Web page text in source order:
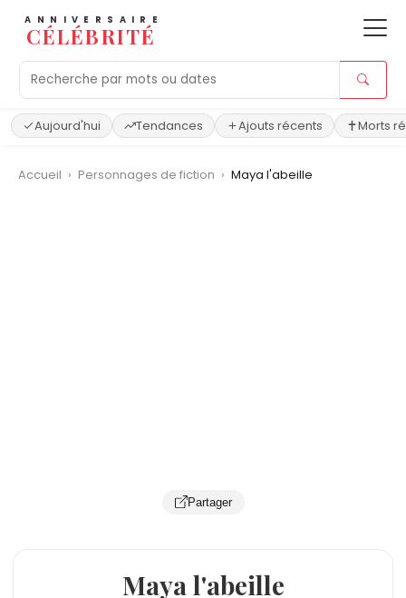
ANNIVERSAIRE
CÉLÉBRITÉ
Aujourd'hui Tendances Ajouts récents Morts
Accueil › Personnages de fiction › Maya l'abeille
Partager
Maya l'abeille